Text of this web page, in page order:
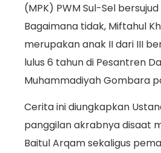
(MPK) PWM Sul-Sel bersujud
Bagaimana tidak, Miftahul
merupakan anak II dari III
lulus 6 tahun di Pesantren
Muhammadiyah Gombara
Cerita ini diungkapkan
panggilan akrabnya disaat
Baitul Arqam sekaligus